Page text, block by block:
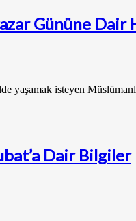
Gününe Dair
yaşamak isteyen
Dair Bilgiler